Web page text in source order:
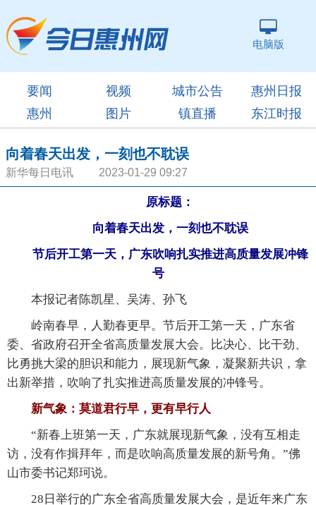
电脑版
要闻 视频 城市公告
惠州日报
惠州
图片 镇直播 东江时报
向着春天出发，一刻也不耽误
新华每日电讯 2023-01-29 09:27
原标题：
向着春天出发，一刻也不耽误
节后开工第一天，广东吹响扎实推进高质量发展冲锋
号
本报记者陈凯星、吴涛、孙飞
岭南春早，人勤春更早。节后开工第一天，广东省
委、省政府召开全省高质量发展大会。比决心、比干劲、
比勇挑大梁的胆识和能力，展现新气象，凝聚新共识，拿
出新举措，吹响了扎实推进高质量发展的冲锋号。
新气象：莫道君行早，更有早行人
“新春上班第一天，广东就展现新气象，没有互相走
访，没有作揖拜年，而是吹响高质量发展的新号角。”佛
山市委书记郑珂说。
28日举行的广东全省高质量发展大会，是近年来广东